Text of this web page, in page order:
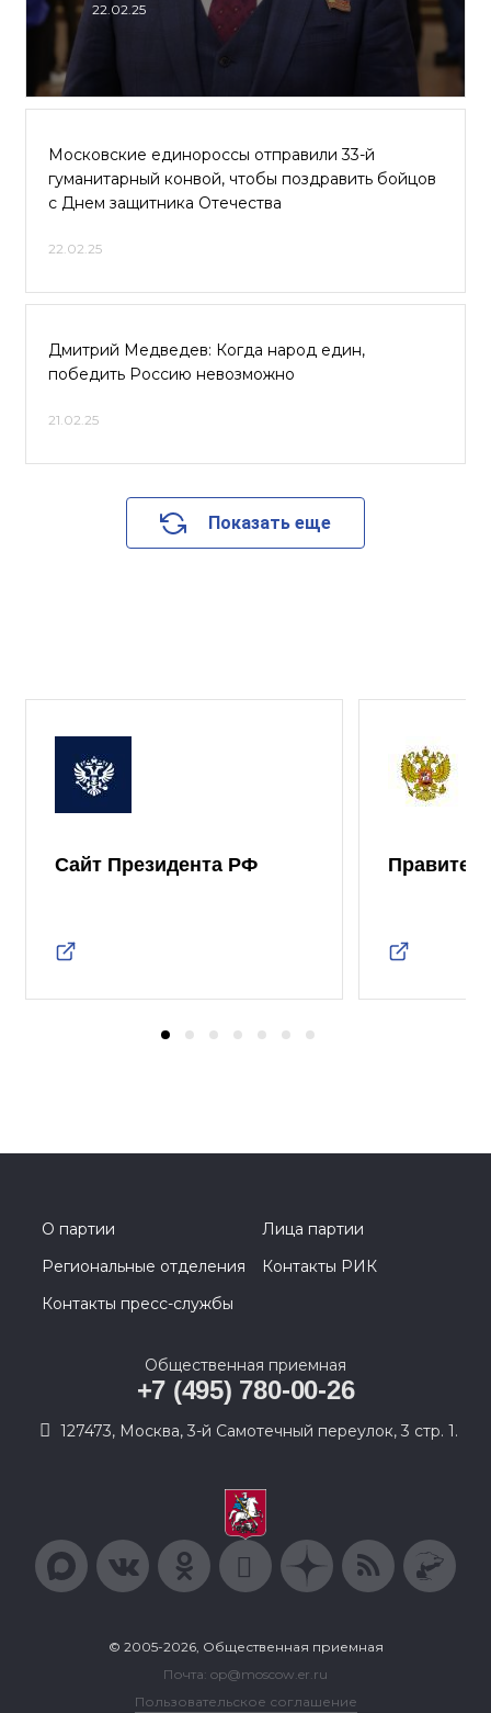
22.02.25
Московские единороссы отправили 33-й
гуманитарный конвой, чтобы поздравить бойцов
с Днем защитника Отечества
22.02.25
Дмитрий Медведев: Когда народ един,
победить Россию невозможно
21.02.25
Показать еще
Сайт Президента РФ
О партии
Лица партии
Региональные отделения
Контакты РИК
Контакты пресс-службы
Общественная приемная
+7 (495) 780-00-26
127473, Москва, 3-й Самотечный переулок, 3 стр. 1.
© 2005-2026, Общественная приемная
Почта: op@moscow.er.ru
Пользовательское соглашение